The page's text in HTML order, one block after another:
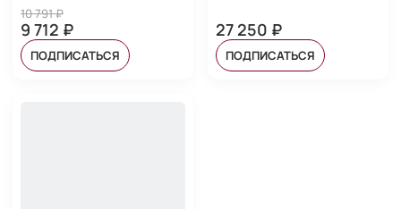
10 791 ₽
9 712 ₽
ПОДПИСАТЬСЯ
27 250 ₽
ПОДПИСАТЬСЯ